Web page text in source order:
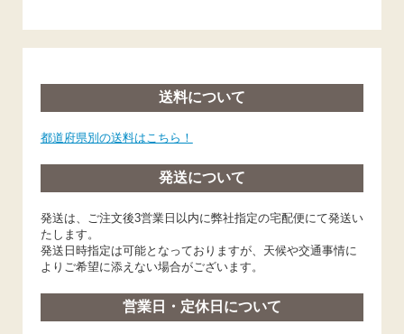
送料について
都道府県別の送料はこちら！
発送について
発送は、ご注文後3営業日以内に弊社指定の宅配便にて発送い
たします。
発送日時指定は可能となっておりますが、天候や交通事情に
よりご希望に添えない場合がございます。
営業日・定休日について